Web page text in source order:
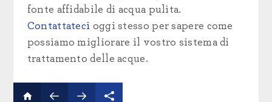
fonte affidabile di acqua pulita.
Contattateci oggi stesso per sapere come
possiamo migliorare il vostro sistema di
trattamento delle acque.